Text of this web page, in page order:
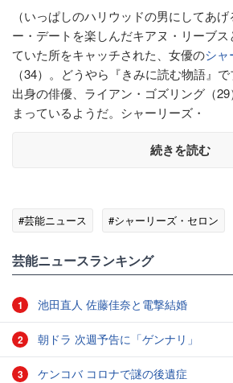
（いっぱしのハリウッドの男にしてあ
ー・デートを楽しんだキアヌ・リーブ
ていた所をキャッチされた、女優のシャ
（34）。どうやら『きみに読む物語』
出身の俳優、ライアン・ゴズリング（
まっているようだ。シャーリーズ・
続きを読む
#芸能ニュース #シャーリーズ・セロン
芸能ニュースランキング
1 池田直人 佐藤佳奈と電撃結婚
2 朝ドラ 次週予告に「ゲンナリ」
3 ケンコバ コロナで謎の後遺症